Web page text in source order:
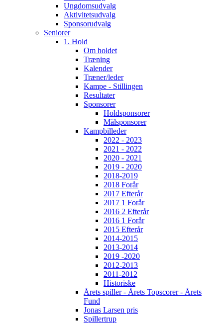
Ungdomsudvalg
Aktivitetsudvalg
Sponsorudvalg
Seniorer
1. Hold
Om holdet
Træning
Kalender
Træner/leder
Kampe - Stillingen
Resultater
Sponsorer
Holdsponsorer
Målsponsorer
Kampbilleder
2022 - 2023
2021 - 2022
2020 - 2021
2019 - 2020
2018-2019
2018 Forår
2017 Efterår
2017 1 Forår
2016 2 Efterår
2016 1 Forår
2015 Efterår
2014-2015
2013-2014
2019 -2020
2012-2013
2011-2012
Historiske
Årets spiller - Årets Topscorer - Årets
Fund
Jonas Larsen pris
Spillertrup